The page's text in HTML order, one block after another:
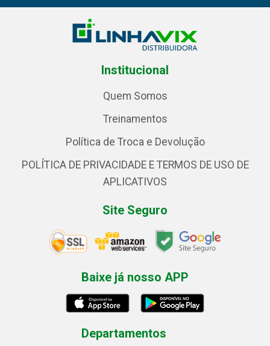
Institucional
Quem Somos
Treinamentos
Política de Troca e Devolução
POLÍTICA DE PRIVACIDADE E TERMOS DE USO DE
APLICATIVOS
Site Seguro
Baixe já nosso APP
Departamentos